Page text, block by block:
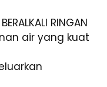
RINGAN
air yang kuat